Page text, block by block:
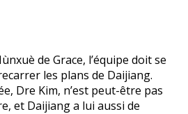
de Grace, l’équipe doit se
les plans de Daijiang.
Dre Kim, n’est peut-être pas
et Daijiang a lui aussi de